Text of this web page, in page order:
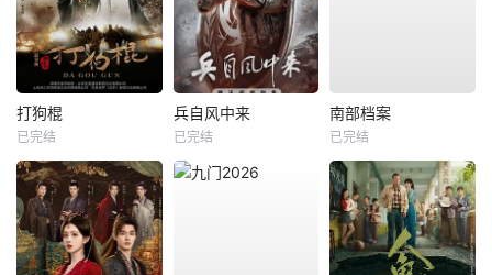
打狗棍
已完结
兵自风中来
已完结
南部档案
已完结